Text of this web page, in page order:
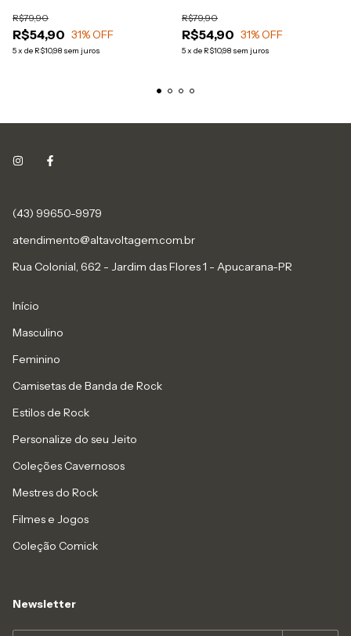
R$54,90
R$79,90
31% OFF
5x de R$10,98 sem juros
R$54,90
R$79,90
31% OFF
5x de R$10,98 sem juros
(43) 99650-9979
atendimento@altavoltagem.com.br
Rua Colonial, 662 - Jardim das Flores 1 - Apucarana-PR
Início
Masculino
Feminino
Camisetas de Banda de Rock
Estilos de Rock
Personalize do seu Jeito
Coleções Cavernosos
Mestres do Rock
Filmes e Jogos
Coleção Comick
Newsletter